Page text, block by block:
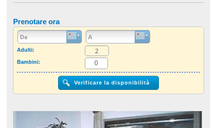
Offerta last minute + Offerta forfettaria
Altro paese
Prenotare ora
Adulti:
Bambini: